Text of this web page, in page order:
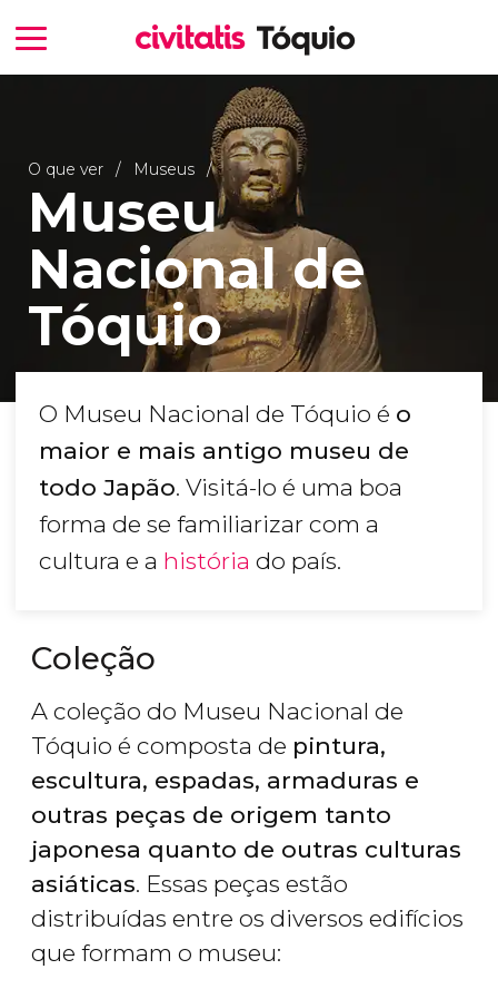
O que ver Museus
Museu
Nacional de
Tóquio
O Museu Nacional de Tóquio é o
maior e mais antigo museu de
todo Japão. Visitá-lo é uma boa
forma de se familiarizar com a
cultura e a história do país.
Coleção
A coleção do Museu Nacional de
Tóquio é composta de pintura,
escultura, espadas, armaduras e
outras peças de origem tanto
japonesa quanto de outras culturas
asiáticas. Essas peças estão
distribuídas entre os diversos edifícios
que formam o museu: